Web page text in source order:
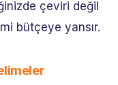
çeviri değil
bütçeye yansır.